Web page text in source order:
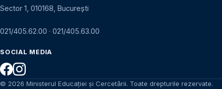
Sector 1, 010168, București
021/405.62.00 · 021/405.63.00
SOCIAL MEDIA
© 2026 Ministerul Educației și Cercetării. Toate drepturile rezervate.